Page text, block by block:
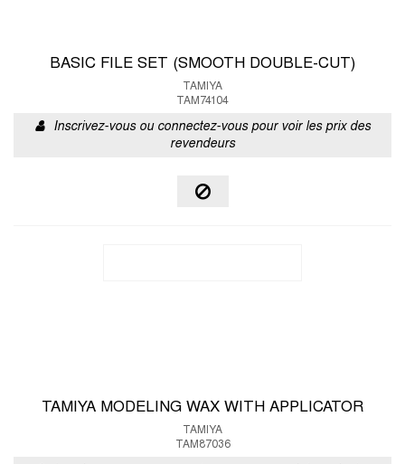
BASIC FILE SET (SMOOTH DOUBLE-CUT)
TAMIYA
TAM74104
Inscrivez-vous ou connectez-vous pour voir les prix des
revendeurs
TAMIYA MODELING WAX WITH APPLICATOR
TAMIYA
TAM87036